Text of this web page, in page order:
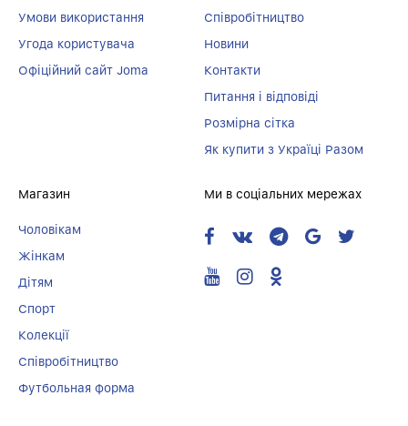
Умови використання
Угода користувача
Офіційний сайт Joma
Співробітництво
Новини
Контакти
Питання і відповіді
Розмірна сітка
Як купити з Україці Разом
Магазин
Чоловікам
Жінкам
Дітям
Спорт
Колекції
Співробітництво
Футбольная форма
Ми в соціальних мережах